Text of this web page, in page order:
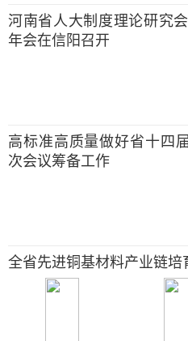
河南省人大制度理论研究
年会在信阳召开
高标准高质量做好省十四
次会议筹备工作
全省先进铜基材料产业链培